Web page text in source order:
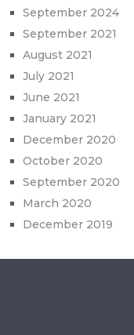
September 2024
September 2021
August 2021
July 2021
June 2021
January 2021
December 2020
October 2020
September 2020
March 2020
December 2019